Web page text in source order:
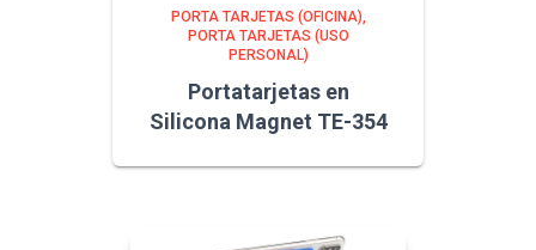
PORTA TARJETAS (OFICINA)
PORTA TARJETAS (USO
PERSONAL)
Portatarjetas en
Silicona Magnet TE-354